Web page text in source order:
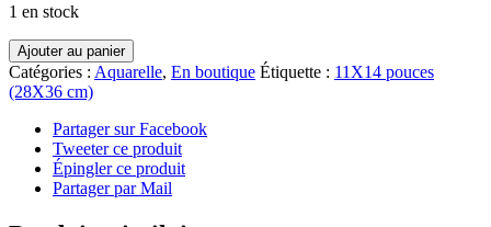
1 en stock
quantité
de
Fragile
Ajouter au panier
Catégories : Aquarelle, En boutique Étiquette : 11X14 pouces
(28X36 cm)
Partager sur Facebook
Tweeter ce produit
Épingler ce produit
Partager par Mail